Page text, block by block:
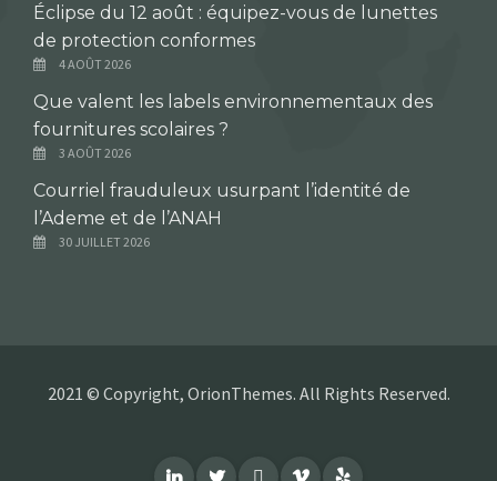
Éclipse du 12 août : équipez-vous de lunettes
de protection conformes
4 AOÛT 2026
Que valent les labels environnementaux des
fournitures scolaires ?
3 AOÛT 2026
Courriel frauduleux usurpant l’identité de
l’Ademe et de l’ANAH
30 JUILLET 2026
2021 © Copyright, OrionThemes. All Rights Reserved.